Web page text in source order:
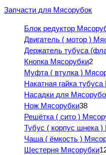
Запчасти для Мясорубок
Блок редуктор
Двигатель ( мотор )
Держатель тубуса
Кнопка Мясорубки2
Муфта ( втулка )
Накатная гайка
Насадки для
Нож Мясорубки38
Решётка ( сито )
Тубус ( корпус шнека
Чаша ( ёмкость )
Шестерня Мясорубки